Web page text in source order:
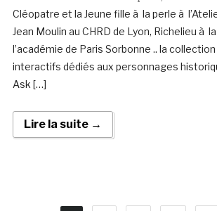
Cléopatre et la Jeune fille à la perle à
Jean Moulin au CHRD de Lyon, Richelieu à
l’académie de Paris Sorbonne .. la
interactifs dédiés aux personnages
Ask […]
Lire la suite →